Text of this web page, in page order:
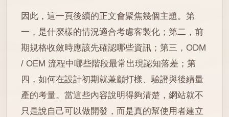
因此，這一頁後續的正文會聚焦幾個主題。第
一，是什麼樣的情況適合考慮客製化；第二，前
期規格收斂時應該先確認哪些資訊；第三，ODM
/ OEM 流程中哪些階段最常出現認知落差；第
四，如何在設計初期就兼顧打樣、驗證與後續量
產的考量。當這些內容說明得夠清楚，網站就不
只是說自己可以做開發，而是真的幫使用者建立